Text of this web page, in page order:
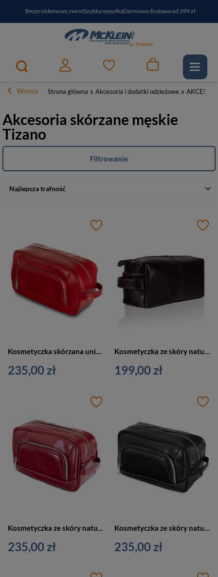
Bezproblemowy zwrotSzybka wysyłkaDarmowa dostawa od 399 zł
PayPo - kup i zapłać za30 dniZapisz się do newslettera i odbierz RABAT
Wstecz Strona główna Akcesoria i dodatki odzieżowe
Akcesoria skórzane męskie
Tizano
Najlepsza trafność
Filtrowanie
Kosmetyczka skórzana unisex Tizano KM4 podróżna z rączką czerwona
235,00 zł
Kosmetyczka ze skóry naturalnej unisex Tizano KM1 podróżna z rączką ciemnobrązowa
199,00 zł
235,00 zł 235,00 zł